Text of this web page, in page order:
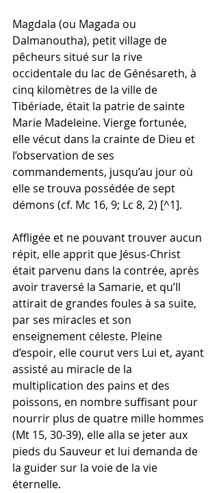
Magdala (ou Magada ou
Dalmanoutha), petit village de
pêcheurs situé sur la rive
occidentale du lac de Génésareth, à
cinq kilomètres de la ville de
Tibériade, était la patrie de sainte
Marie Madeleine. Vierge fortunée,
elle vécut dans la crainte de Dieu et
l’observation de ses
commandements, jusqu’au jour où
elle se trouva possédée de sept
démons (cf. Mc 16, 9; Lc 8, 2) [^1].
Affligée et ne pouvant trouver aucun
répit, elle apprit que Jésus-Christ
était parvenu dans la contrée, après
avoir traversé la Samarie, et qu’Il
attirait de grandes foules à sa suite,
par ses miracles et son
enseignement céleste. Pleine
d’espoir, elle courut vers Lui et, ayant
assisté au miracle de la
multiplication des pains et des
poissons, en nombre suffisant pour
nourrir plus de quatre mille hommes
(Mt 15, 30-39), elle alla se jeter aux
pieds du Sauveur et lui demanda de
la guider sur la voie de la vie
éternelle.